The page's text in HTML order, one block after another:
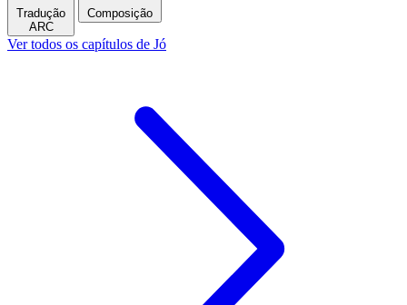
Tradução
ARC
Composição
Ver todos os capítulos de Jó